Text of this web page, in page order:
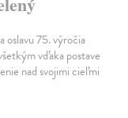
75. výročia
vďaka postave
nad svojimi cieľmi